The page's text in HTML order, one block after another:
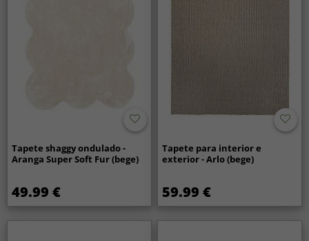
Tapete shaggy ondulado -
Aranga Super Soft Fur (bege)
49.99 €
Tapete para interior e
exterior - Arlo (bege)
59.99 €